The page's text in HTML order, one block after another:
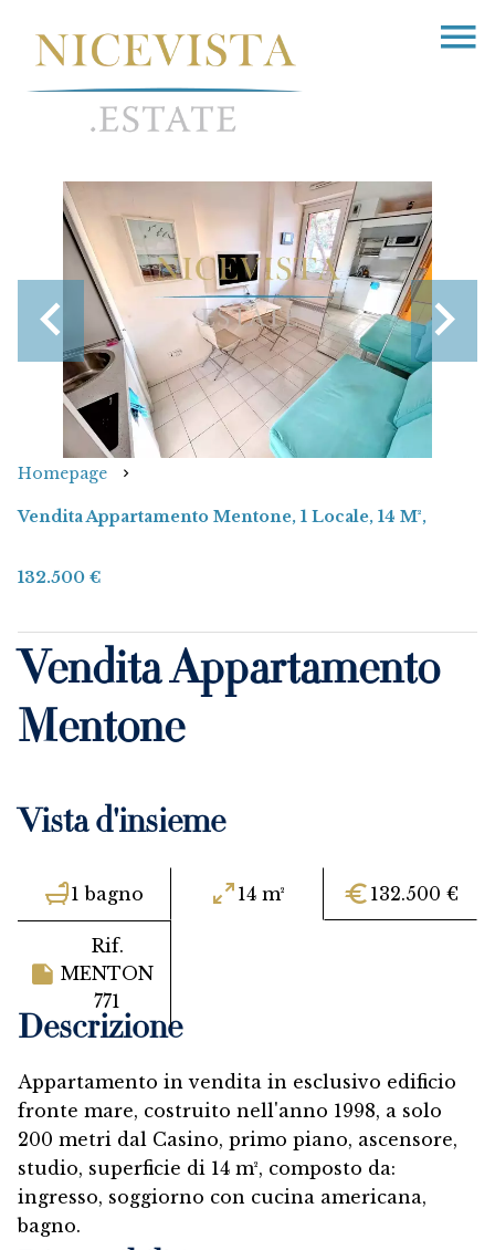
Homepage
Vendita Appartamento Mentone, 1 Locale, 14 M²,
132.500 €
Vendita Appartamento
Mentone
Vista d'insieme
1 bagno 14 m² 132.500 €
Rif.
MENTON
771
Descrizione
Appartamento in vendita in esclusivo edificio
fronte mare, costruito nell'anno 1998, a solo
200 metri dal Casino, primo piano, ascensore,
studio, superficie di 14 m², composto da:
ingresso, soggiorno con cucina americana,
bagno.